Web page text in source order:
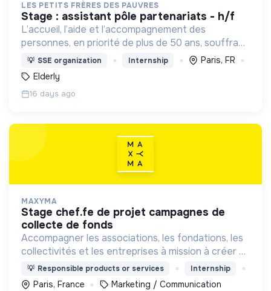
LES PETITS FRÈRES DES PAUVRES
stage : assistant pôle partenariats - h/f
L’accueil, l’aide et l’accompagnement des
personnes, en priorité de plus de 50 ans, souffrant
de pauvreté, de solitude, d’exclusion, de précarité,
de maladie.
💡 SSE organization Internship
Paris, FR
Elderly
16 days ago
MAXYMA
stage chef.fe de projet campagnes de
collecte de fonds
Accompagner les associations, les fondations, les
collectivités et les entreprises à mission à créer et
animer leur communauté d’engagement, au
service du bien commun.
💡 Responsible products or services Internship
Paris, France Marketing / Communication